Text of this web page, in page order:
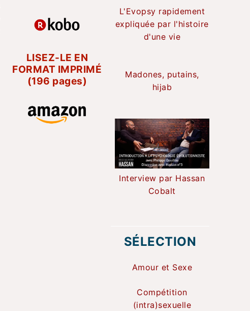
LISEZ-LE EN
FORMAT IMPRIMÉ
(196 pages)
L'Evopsy rapidement
expliquée par l'histoire
d'une vie
Madones, putains,
hijab
Interview par Hassan
Cobalt
SÉLECTION
Amour et Sexe
Compétition
(intra)sexuelle